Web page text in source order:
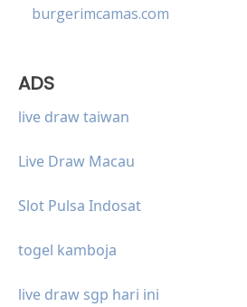
burgerimcamas.com
ADS
live draw taiwan
Live Draw Macau
Slot Pulsa Indosat
togel kamboja
live draw sgp hari ini